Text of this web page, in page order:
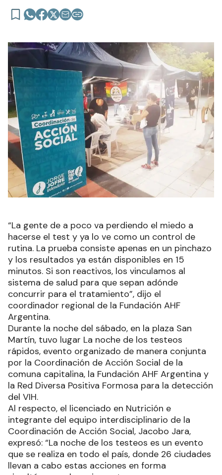
“La gente de a poco va perdiendo el miedo a
hacerse el test y ya lo ve como un control de
rutina. La prueba consiste apenas en un pinchazo
y los resultados ya están disponibles en 15
minutos. Si son reactivos, los vinculamos al
sistema de salud para que sepan adónde
concurrir para el tratamiento”, dijo el
coordinador regional de la Fundación AHF
Argentina.
Durante la noche del sábado, en la plaza San
Martín, tuvo lugar La noche de los testeos
rápidos, evento organizado de manera conjunta
por la Coordinación de Acción Social de la
comuna capitalina, la Fundación AHF Argentina y
la Red Diversa Positiva Formosa para la detección
del VIH.
Al respecto, el licenciado en Nutrición e
integrante del equipo interdisciplinario de la
Coordinación de Acción Social, Jacobo Jara,
expresó: “La noche de los testeos es un evento
que se realiza en todo el país, donde 26 ciudades
llevan a cabo estas acciones en forma